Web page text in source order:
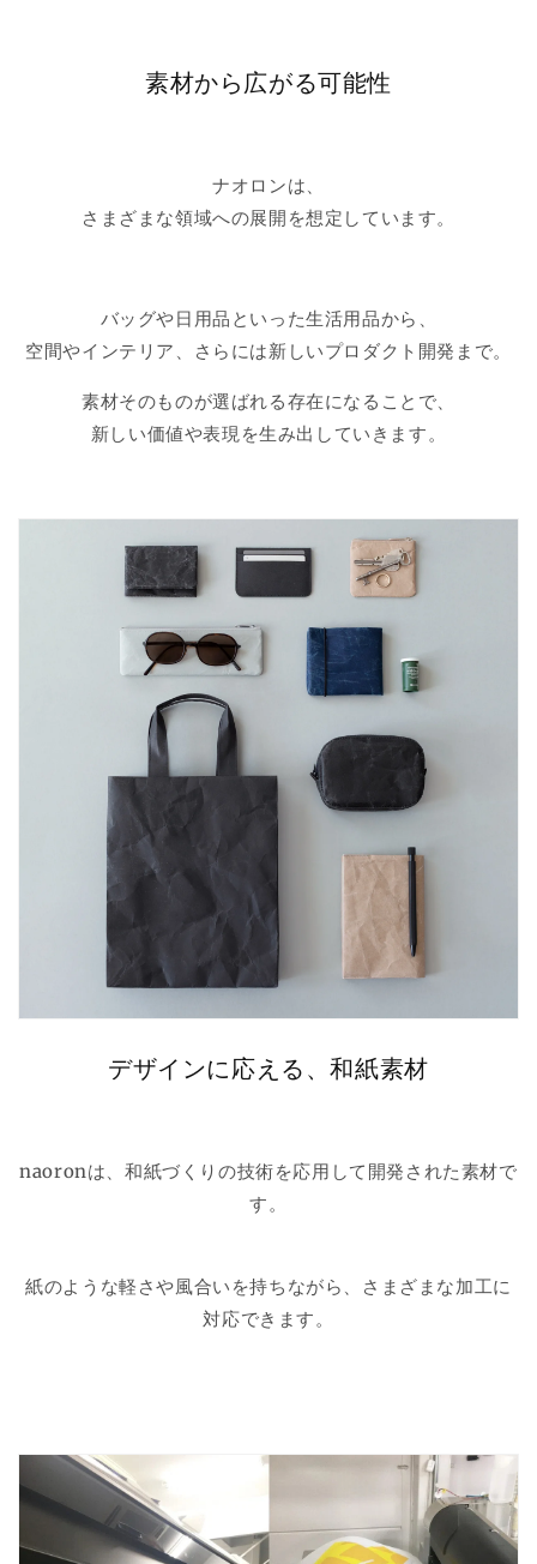
素材から広がる可能性
ナオロンは、
さまざまな領域への展開を想定しています。
バッグや日用品といった生活用品から、
空間やインテリア、さらには新しいプロダクト開発まで。
素材そのものが選ばれる存在になることで、
新しい価値や表現を生み出していきます。
デザインに応える、和紙素材
naoronは、和紙づくりの技術を応用して開発された素材で
す。
紙のような軽さや風合いを持ちながら、さまざまな加工に
対応できます。